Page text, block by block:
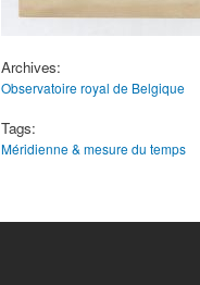
Archives:
Observatoire royal de Belgique
Tags:
Méridienne & mesure du temps